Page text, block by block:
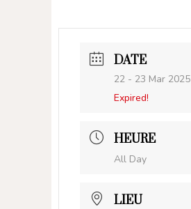
DATE
22 - 23 Mar 2025
Expired!
HEURE
All Day
LIEU